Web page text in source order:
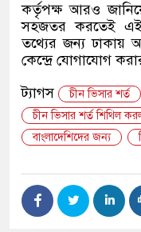
কর্তৃপক্ষ আরও
সহজতর করতেই এই
তথ্যের জন্য ঢাকায়
কেন্দ্রে যোগাযোগ
ট্যাগস
চীন ভিসার শর্ত
চীন ভিসার শর্ত শিথিল
বাংলাদেশিদের জন্য